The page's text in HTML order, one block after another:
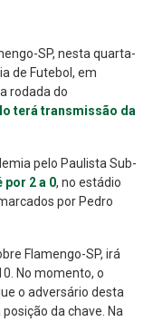
SP, nesta quarta-
de Futebol, em
rodada do
terá transmissão da
pelo Paulista Sub-
2 a 0, no estádio
por Pedro
Flamengo-SP, irá
No momento, o
o adversário desta
da chave. Na